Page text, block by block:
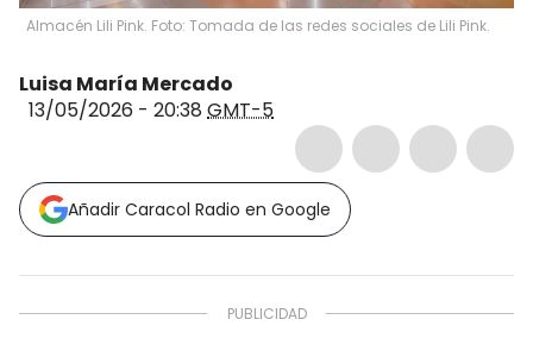
Almacén Lili Pink. Foto: Tomada de las redes sociales de Lili Pink.
Luisa María Mercado
13/05/2026 - 20:38 GMT-5
Añadir Caracol Radio en Google